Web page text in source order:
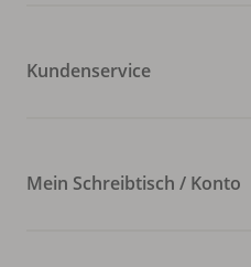
Kundenservice
Mein Schreibtisch / Konto